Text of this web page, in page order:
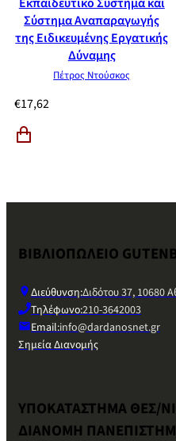
Σύστημα Αναπαραγωγής
της Ειδικευμένης Εργατικής
Δύναμης
Πέτρος Ντούσκος
€17,62
ΒΙΒΛΙΟΠΩΛΕΙΟ
Διεύθυνση:Διδότου 37, 10680
Τηλέφωνο:210-3642003
Email:info@dardanosnet.gr
Σημεία Διανομής
ΥΠΟΚΑΤΑΣΤΗΜΑ ΘΕΣ/
ΔΙΑΝΟΜΗ